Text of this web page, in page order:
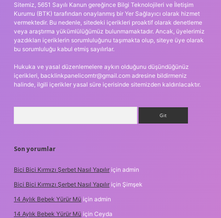
Sitemiz, 5651 Sayılı Kanun gereğince Bilgi Teknolojileri ve İletişim
Kurumu (BTK) tarafından onaylanmış bir Yer Sağlayıcı olarak hizmet
vermektedir. Bu nedenle, sitedeki içerikleri proaktif olarak denetleme
veya araştırma yükümlülüğümüz bulunmamaktadır. Ancak, üyelerimiz
yazdıkları içeriklerin sorumluluğunu taşımakta olup, siteye üye olarak
bu sorumluluğu kabul etmiş sayılırlar.
Hukuka ve yasal düzenlemelere aykırı olduğunu düşündüğünüz
içerikleri, backlinkpanelicomtr@gmail.com adresine bildirmeniz
halinde, ilgili içerikler yasal süre içerisinde sitemizden kaldırılacaktır.
Son yorumlar
Bici Bici Kırmızı Şerbet Nasıl Yapılır için admin
Bici Bici Kırmızı Şerbet Nasıl Yapılır için Şimşek
14 Aylık Bebek Yürür Mü için admin
14 Aylık Bebek Yürür Mü için Ceyda